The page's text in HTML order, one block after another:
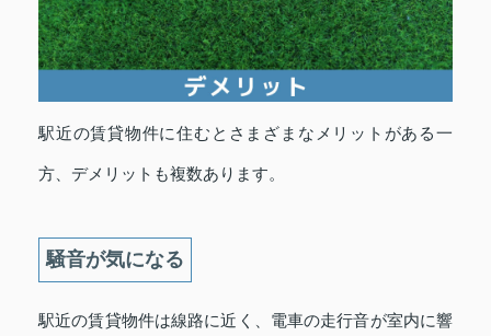
駅近の賃貸物件に住むとさまざまなメリットがある一
方、デメリットも複数あります。
騒音が気になる
駅近の賃貸物件は線路に近く、電車の走行音が室内に響